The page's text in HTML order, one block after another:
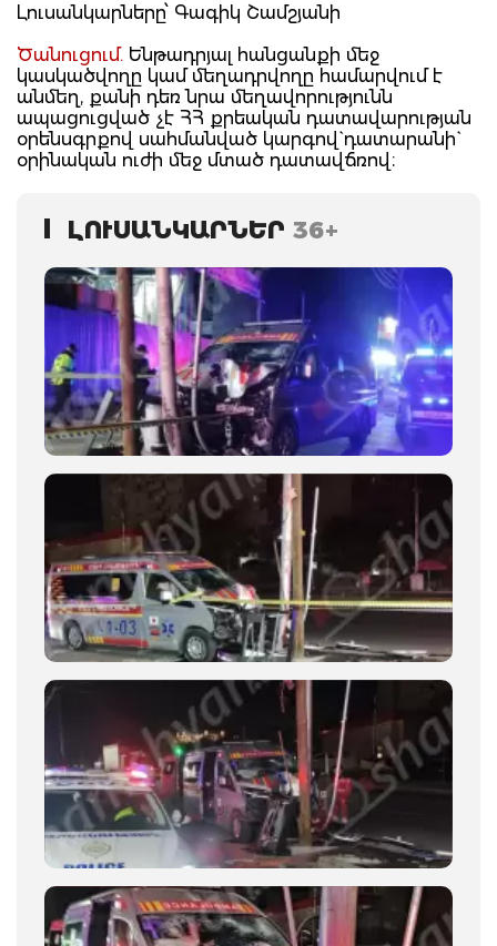
Լուսանկարները՝ Գագիկ Շամշյանի
Ծանուցում. Ենթադրյալ հանցանքի մեջ
կասկածվողը կամ մեղադրվողը համարվում է
անմեղ, քանի դեռ նրա մեղավորությունն
ապացուցված չէ ՀՀ քրեական դատավարության
օրենսգրքով սահմանված կարգով` դատարանի`
օրինական ուժի մեջ մտած դատավճռով։
ԼՈՒՍԱՆԿԱՐՆԵՐ 36+